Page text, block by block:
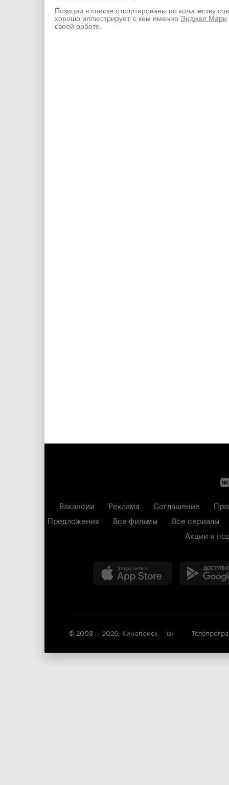
Позиции в списке отсортированы по количеству
хорошо иллюстрирует, с кем именно Энджел Мари
своей работе.
Вакансии Реклама Соглашение
Предложения
Все фильмы
Все сериалы
Акции и
© 2003 — 2026, Кинопоиск 18+